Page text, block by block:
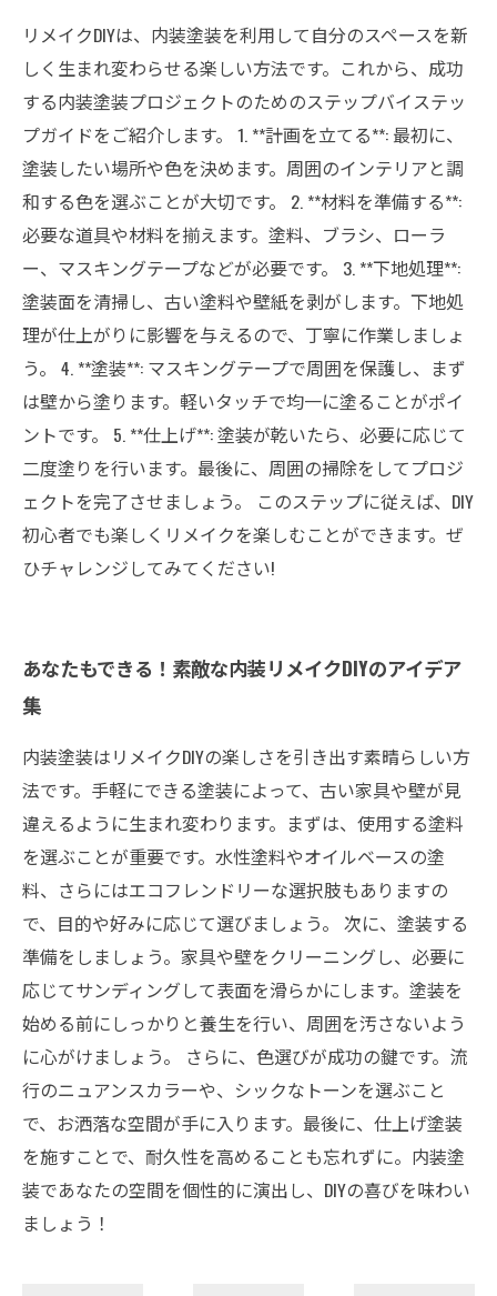
リメイクDIYは、内装塗装を利用して自分のスペースを新
しく生まれ変わらせる楽しい方法です。これから、成功
する内装塗装プロジェクトのためのステップバイステッ
プガイドをご紹介します。 1. **計画を立てる**: 最初に、
塗装したい場所や色を決めます。周囲のインテリアと調
和する色を選ぶことが大切です。 2. **材料を準備する**:
必要な道具や材料を揃えます。塗料、ブラシ、ローラ
ー、マスキングテープなどが必要です。 3. **下地処理**:
塗装面を清掃し、古い塗料や壁紙を剥がします。下地処
理が仕上がりに影響を与えるので、丁寧に作業しましょ
う。 4. **塗装**: マスキングテープで周囲を保護し、まず
は壁から塗ります。軽いタッチで均一に塗ることがポイ
ントです。 5. **仕上げ**: 塗装が乾いたら、必要に応じて
二度塗りを行います。最後に、周囲の掃除をしてプロジ
ェクトを完了させましょう。 このステップに従えば、DIY
初心者でも楽しくリメイクを楽しむことができます。ぜ
ひチャレンジしてみてください!
あなたもできる！素敵な内装リメイクDIYのアイデア
集
内装塗装はリメイクDIYの楽しさを引き出す素晴らしい方
法です。手軽にできる塗装によって、古い家具や壁が見
違えるように生まれ変わります。まずは、使用する塗料
を選ぶことが重要です。水性塗料やオイルベースの塗
料、さらにはエコフレンドリーな選択肢もありますの
で、目的や好みに応じて選びましょう。 次に、塗装する
準備をしましょう。家具や壁をクリーニングし、必要に
応じてサンディングして表面を滑らかにします。塗装を
始める前にしっかりと養生を行い、周囲を汚さないよう
に心がけましょう。 さらに、色選びが成功の鍵です。流
行のニュアンスカラーや、シックなトーンを選ぶこと
で、お洒落な空間が手に入ります。最後に、仕上げ塗装
を施すことで、耐久性を高めることも忘れずに。内装塗
装であなたの空間を個性的に演出し、DIYの喜びを味わい
ましょう！